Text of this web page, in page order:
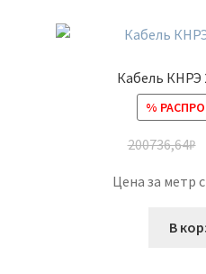
Кабель КНРЭ
%
200736,64₽
Цена за метр
В